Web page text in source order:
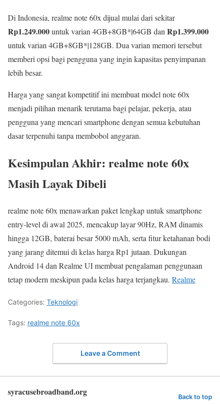
Di Indonesia, realme note 60x dijual mulai dari sekitar
Rp1.249.000untuk varian 4GB+8GB*|64GB dan Rp1.399.000
untuk varian 4GB+8GB*|128GB. Dua varian memori tersebut
memberi opsi bagi pengguna yang ingin kapasitas penyimpanan
lebih besar.
Harga yang sangat kompetitif ini membuat model note 60x
menjadi pilihan menarik terutama bagi pelajar, pekerja, atau
pengguna yang mencari smartphone dengan semua kebutuhan
dasar terpenuhi tanpa membobol anggaran.
Kesimpulan Akhir: realme note 60x
Masih Layak Dibeli
realme note 60x menawarkan paket lengkap untuk smartphone
entry-level di awal 2025, mencakup layar 90Hz, RAM dinamis
hingga 12GB, baterai besar 5000 mAh, serta fitur ketahanan bodi
yang jarang ditemui di kelas harga Rp1 jutaan. Dukungan
Android 14 dan Realme UI membuat pengalaman penggunaan
tetap modern meskipun pada kelas harga terjangkau. Realme
Categories: Teknologi
Tags: realme note 60x
Leave a Comment
syracusebroadband.org Back to top